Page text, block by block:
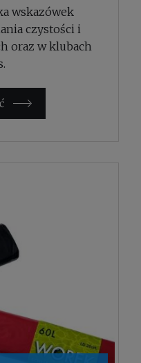
wskazówek
czystości i
oraz w klubach
»